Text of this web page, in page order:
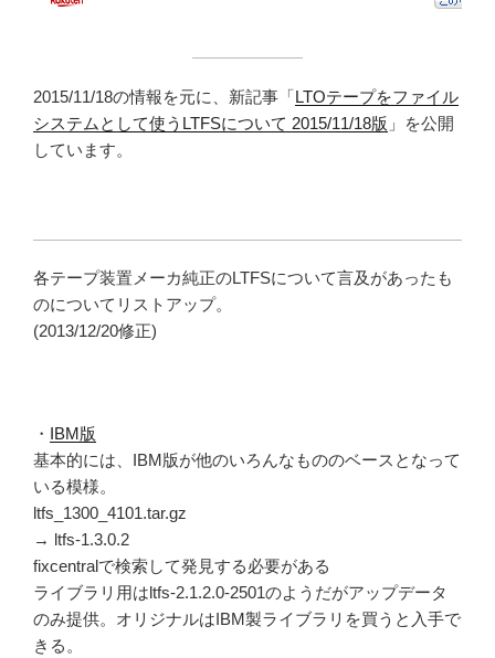
2015/11/18の情報を元に、新記事「LTOテープをファイル
システムとして使うLTFSについて 2015/11/18版 」を公開
しています。
各テープ装置メーカ純正のLTFSについて言及があったも
のについてリストアップ。
(2013/12/20修正)
・ IBM版
基本的には、IBM版が他のいろんなもののベースとなって
いる模様。
ltfs_1300_4101.tar.gz
→ ltfs-1.3.0.2
fixcentralで検索して発見する必要がある
ライブラリ用はltfs-2.1.2.0-2501のようだがアップデータ
のみ提供。オリジナルはIBM製ライブラリを買うと入手で
きる。